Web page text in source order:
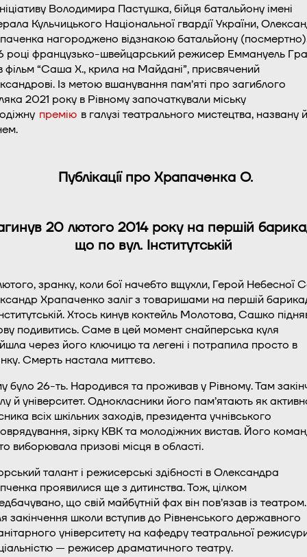
Володимира Пастушка, бійця батальйону імені
Кульчицького Національної гвардії України,
нагороджено відзнакою батальйону
році французько-швейцарський режисер Еммануель
фільм “Саша Х., крила на Майдані”, присвячений
Із метою вшанування пам’яті про загиблого
2021 року в Рівному започаткували міську
премію в галузі театрального мистецтва, названу
Публікації про Храпаченка О.
20 лютого 2014 року на першій
що по вул. Інститутській
зранку, коли бої начебто вщухли, Герой Небесної
Храпаченко заліг з товаришами на першій
Хтось кинув коктейль Молотова, Сашко
подивитись. Саме в цей момент снайперська куля
через його ключицю та легені і потрапила просто в
Смерть настала миттєво.
було 26-ть. Народився та проживав у Рівному. Там
й університет. Однокласники його пам’ятають як
всіх шкільних заходів, президента учнівського
зірку КВК та молодіжних вистав. Його
виборювала призові місця в області.
талант і режисерські здібності в Олександра
проявилися ще з дитинства. Тож, цілком
що свій майбутній фах він пов’язав із театром.
закінчення школи вступив до Рівненського державного
університету на кафедру театральної
— режисер драматичного театру.